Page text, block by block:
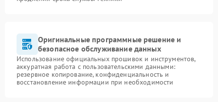
Оригинальные программные решение и
безопасное обслуживание данных
Использование официальных прошивок и инструментов,
аккуратная работа с пользовательскими данными:
резервное копирование, конфиденциальность и
восстановление информации при необходимости